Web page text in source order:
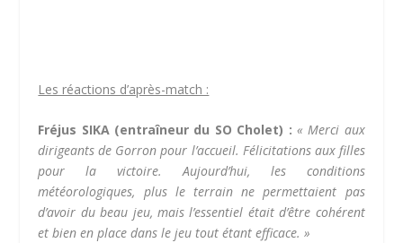
Les réactions d’après-match :
Fréjus SIKA (entraîneur du SO Cholet) : « Merci aux
dirigeants de Gorron pour l’accueil. Félicitations aux filles
pour la victoire. Aujourd’hui, les conditions
météorologiques, plus le terrain ne permettaient pas
d’avoir du beau jeu, mais l’essentiel était d’être cohérent
et bien en place dans le jeu tout étant efficace. »